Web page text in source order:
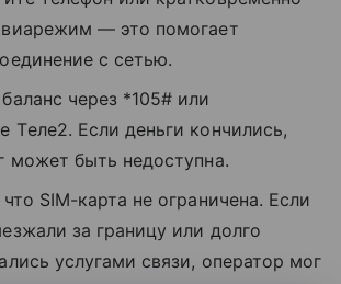
— это помогает
с сетью.
через *105# или
Tеле2. Если деньги кончились,
может быть недоступна.
SIM-карта не ограничена. Если
за границу или долго
услугами связи, оператор мог